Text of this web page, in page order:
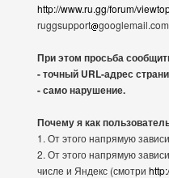
http://www.ru.gg/forum/
ruggsupport googlemail.com
При этом просьба
- точный URL-адрес
- само нарушение.
Почему я как
1. От этого напрямую
2. От этого напрямую
числе и Яндекс (смотри